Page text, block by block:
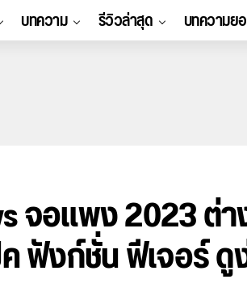
บทความ รีวิวล่าสุด บทความย
จอแพง 2023 ต่า
ฟังก์ชั่น ฟีเจอร์